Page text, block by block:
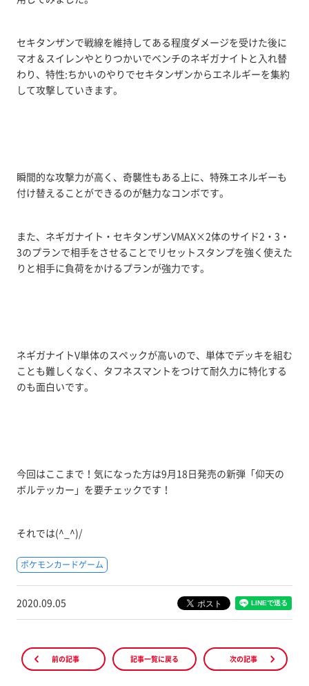
セキタンザンで戦線を維持してある程度ダメージを受けた後に
マオ＆スイレンやとりつかいでベンチのネギガナイトと入れ替
わり、特性:ちかいのやりでセキタンザンからエネルギーを集約
して攻撃していきます。
瞬間的な攻撃力が高く、奇襲性もある上に、特殊エネルギーも
付け替えることができるのが魅力なコンボです。
また、ネギガナイト・セキタンザンVMAX×2体のサイド2・3・
3のプランで相手をさせることでリセットスタンプを強く使えた
りと相手に負荷をかけるプランが強力です。
ネギガナイトV単体のスペックが高いので、単体でデッキを組む
ことも難しくなく、タフネスマントをつけて耐久力に特化する
のも面白いです。
今回はここまで！気になった方は9月18日発売の新弾「仰天の
ボルテッカー」を要チェックです！
それでは(^_^)/
ポケモンカードゲーム
2020.09.05
前の記事 記事一覧に戻る 次の記事